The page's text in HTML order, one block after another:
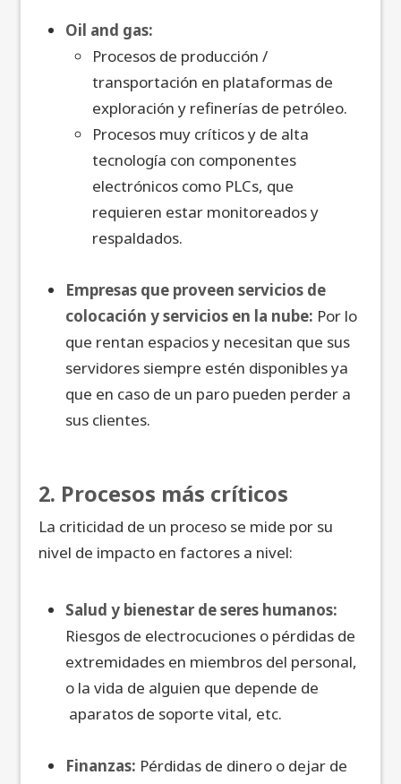
Oil and gas:
Procesos de producción /
transportación en plataformas de
exploración y refinerías de petróleo.
Procesos muy críticos y de alta
tecnología con componentes
electrónicos como PLCs, que
requieren estar monitoreados y
respaldados.
Empresas que proveen servicios de
colocación y servicios en la nube: Por lo
que rentan espacios y necesitan que sus
servidores siempre estén disponibles ya
que en caso de un paro pueden perder a
sus clientes.
2. Procesos más críticos
La criticidad de un proceso se mide por su
nivel de impacto en factores a nivel:
Salud y bienestar de seres humanos:
Riesgos de electrocuciones o pérdidas de
extremidades en miembros del personal,
o la vida de alguien que depende de
aparatos de soporte vital, etc.
Finanzas: Pérdidas de dinero o dejar de